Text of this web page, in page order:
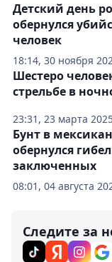
18:14, 30 ноября
Детский день
обернулся
человек
23:31, 23 марта
Шестеро
стрельбе в
08:01, 04 августа
Бунт в
обернулся
заключенных
Следите за